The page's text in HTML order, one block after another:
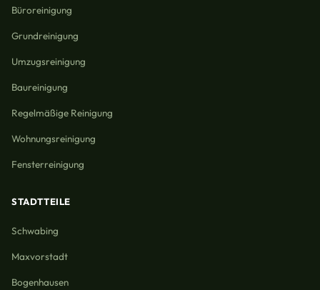
Büroreinigung
Grundreinigung
Umzugsreinigung
Baureinigung
Regelmäßige Reinigung
Wohnungsreinigung
Fensterreinigung
STADTTEILE
Schwabing
Maxvorstadt
Bogenhausen